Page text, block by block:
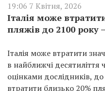
19:06 7 Квітня, 2026
Італія може
пляжів до 2100 року
Італія може втратити
в найближчі десятиліття
оцінками дослідників,
втратити близько 20%